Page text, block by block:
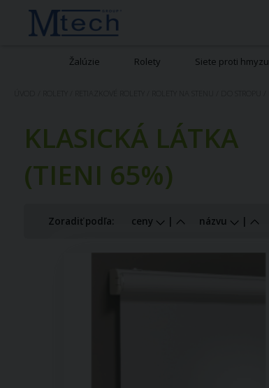
Žalúzie Rolety Siete proti hmyzu
KLASICKÁ LÁTKA
(TIENI 65%)
Zoradiť podľa: ceny názvu